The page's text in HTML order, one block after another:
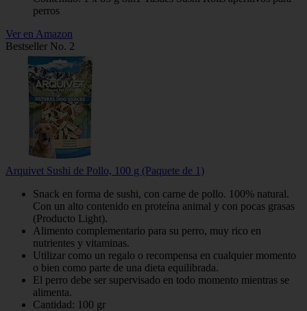
perros
Ver en Amazon
Bestseller No. 2
Arquivet Sushi de Pollo, 100 g (Paquete de 1)
Snack en forma de sushi, con carne de pollo. 100% natural.
Con un alto contenido en proteína animal y con pocas grasas
(Producto Light).
Alimento complementario para su perro, muy rico en
nutrientes y vitaminas.
Utilizar como un regalo o recompensa en cualquier momento
o bien como parte de una dieta equilibrada.
El perro debe ser supervisado en todo momento mientras se
alimenta.
Cantidad: 100 gr